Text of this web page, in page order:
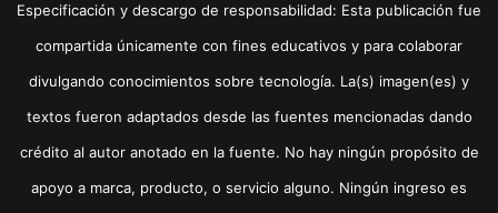
Especificación y descargo de responsabilidad: Esta publicación fue
compartida únicamente con fines educativos y para colaborar
divulgando conocimientos sobre tecnología. La(s) imagen(es) y
textos fueron adaptados desde las fuentes mencionadas dando
crédito al autor anotado en la fuente. No hay ningún propósito de
apoyo a marca, producto, o servicio alguno. Ningún ingreso es